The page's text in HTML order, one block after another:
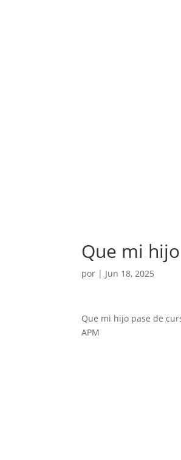
Que mi
por | Jun 18, 2025
Que mi hijo pase de
APM